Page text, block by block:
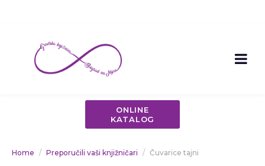
ONLINE
KATALOG
Home Preporučili vaši knjižničari Čuvarice tajni